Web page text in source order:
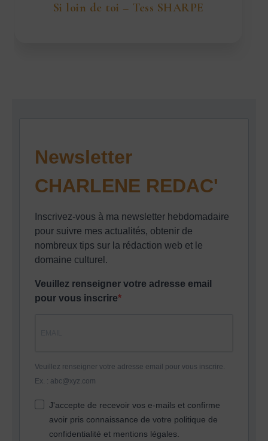
Si loin de toi – Tess SHARPE
Newsletter
CHARLENE REDAC'
Inscrivez-vous à ma newsletter hebdomadaire
pour suivre mes actualités, obtenir de
nombreux tips sur la rédaction web et le
domaine culturel.
Veuillez renseigner votre adresse email
pour vous inscrire
Veuillez renseigner votre adresse email pour vous inscrire.
Ex. : abc@xyz.com
J'accepte de recevoir vos e-mails et confirme
avoir pris connaissance de votre politique de
confidentialité et mentions légales.